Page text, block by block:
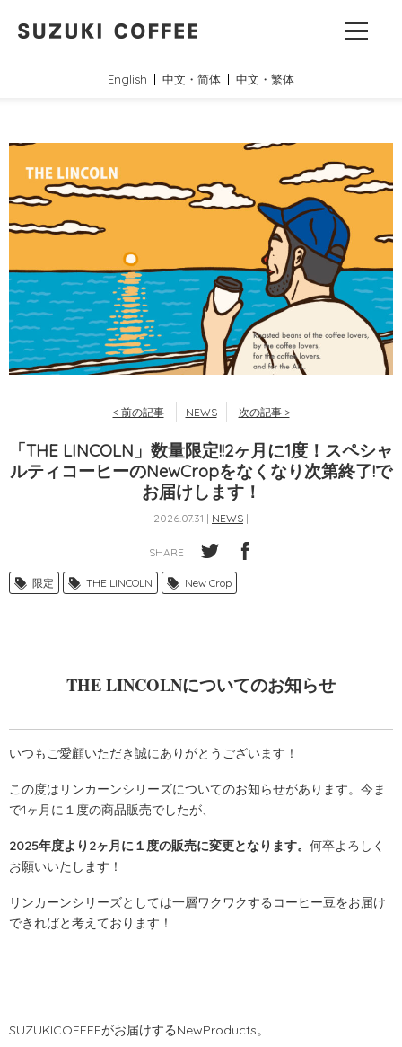
English 中文・简体 中文・繁体
< 前の記事 NEWS 次の記事 >
「THE LINCOLN」数量限定!!2ヶ月に1度！スペシャ
ルティコーヒーのNewCropをなくなり次第終了!で
お届けします！
2026.07.31 | NEWS |
SHARE
限定 THE LINCOLN New Crop
THE LINCOLNについてのお知らせ
いつもご愛顧いただき誠にありがとうございます！
この度はリンカーンシリーズについてのお知らせがあります。今ま
で1ヶ月に１度の商品販売でしたが、
2025年度より2ヶ月に１度の販売に変更となります。 何卒よろしく
お願いいたします！
リンカーンシリーズとしては一層ワクワクするコーヒー豆をお届け
できればと考えております！
SUZUKICOFFEEがお届けするNewProducts。